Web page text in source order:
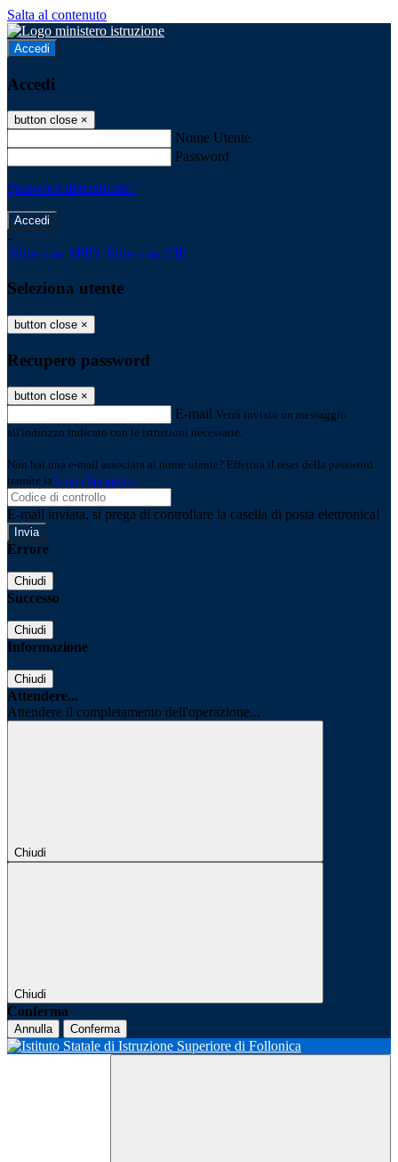
Salta al contenuto
Accedi
Accedi
button close ×
Nome Utente
Password
Password dimenticata?
-
Entra con SPID Entra con CIE
Seleziona utente
button close ×
Recupero password
button close ×
E-mail Verrà inviato un messaggio
all'indirizzo indicato con le istruzioni necessarie.
Non hai una e-mail associata al nome utente? Effettua il reset della password
tramite la Login Spaggiari
E-mail inviata, si prega di controllare la casella di posta elettronica!
Errore
Chiudi
Successo
Chiudi
Informazione
Chiudi
Attendere...
Attendere il completamento dell'operazione...
Chiudi
Chiudi
Conferma
Annulla Conferma